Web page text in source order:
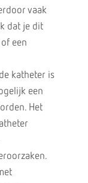
vaak
dat je dit
een
katheter is
een
Het